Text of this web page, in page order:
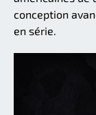
conception
en série.